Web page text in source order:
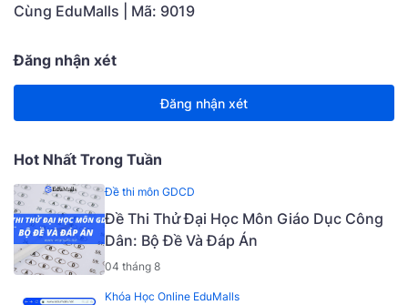
Cùng EduMalls | Mã: 9019
Đăng nhận xét
Đăng nhận xét
Hot Nhất Trong Tuần
Đề thi môn GDCD
Đề Thi Thử Đại Học Môn Giáo Dục Công
Dân: Bộ Đề Và Đáp Án
04 tháng 8
Khóa Học Online EduMalls